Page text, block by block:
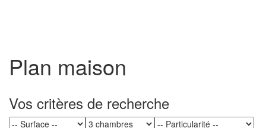
Plan maison
Vos critères de recherche